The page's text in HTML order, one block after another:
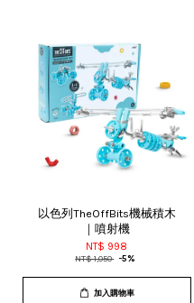
以色列TheOffBits機械積木
｜噴射機
NT$ 998
NT$ 1,050 -5%
加入購物車